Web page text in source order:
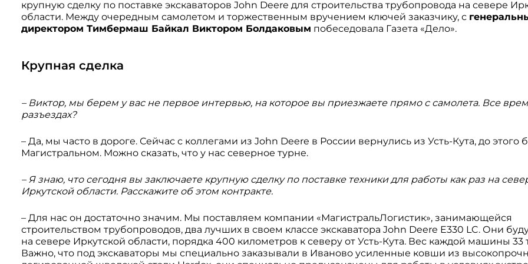
крупную сделку по поставке экскаваторов John Deere для строительства трубопровода на севере
области. Между очередным самолетом и торжественным вручением ключей заказчику, с
директором Тимбермаш Байкал Виктором Болдаковым побеседовала Газета «Дело».
Крупная сделка
– Виктор, мы берем у вас не первое интервью, на которое вы приезжаете прямо с самолета. Все
разъездах?
– Да, мы часто в дороге. Сейчас с коллегами из John Deere в России вернулись из Усть-Кута, до этого
Магистральном. Можно сказать, что у нас северное турне.
– Я знаю, что сегодня вы заключаете крупную сделку по поставке техники для работы как раз на
Иркутской области. Расскажите об этом контракте.
– Для нас он достаточно значим. Мы поставляем компании «МагистральЛогистик», занимающейся
строительством трубопроводов, два лучших в своем классе экскаватора John Deere E330 LC. Они
на севере Иркутской области, порядка 400 километров к северу от Усть-Кута. Вес каждой машины 33
Важно, что под экскаваторы мы специально заказывали в Иваново усиленные ковши из
Системы 3D нивелирования
Мини-погрузчики
Грейферные захваты
Посевная техника